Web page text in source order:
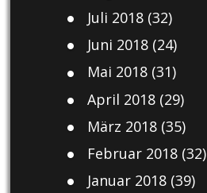
Juli 2018(32)
Juni 2018(24)
Mai 2018(31)
April 2018(29)
März 2018(35)
Februar 2018(32)
Januar 2018(39)